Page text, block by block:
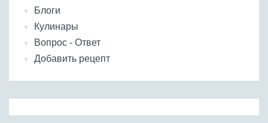
Блоги
Кулинары
Вопрос - Ответ
Добавить рецепт